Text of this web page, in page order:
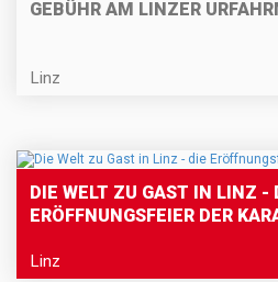
GEBÜHR AM LINZER
Linz
DIE WELT ZU GAST IN LINZ -
ERÖFFNUNGSFEIER DER
Linz